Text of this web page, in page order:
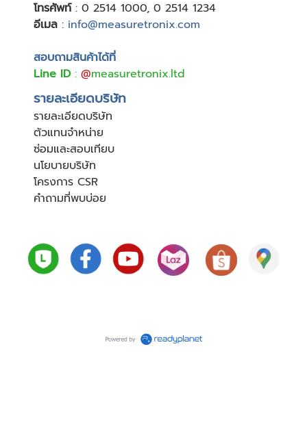
โทรศัพท์: 0 2514 1000, 0 2514 1234
อีเมล : info@measuretronix.com
สอบถามสินค้าได้ที่
Line ID: @measuretronix.ltd
รายละเอียดบริษัท
รายละเอียดบริษัท
ตัวแทนจำหน่าย
ซ่อมและสอบเทียบ
นโยบายบริษัท
โครงการ CSR
คำถามที่พบบ่อย